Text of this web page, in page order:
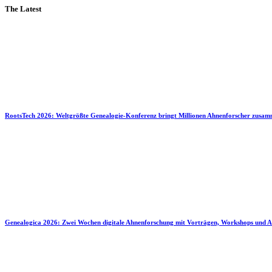
The Latest
RootsTech 2026: Weltgrößte Genealogie-Konferenz bringt Millionen Ahnenforscher
Genealogica 2026: Zwei Wochen digitale Ahnenforschung mit Vorträgen, Workshops und